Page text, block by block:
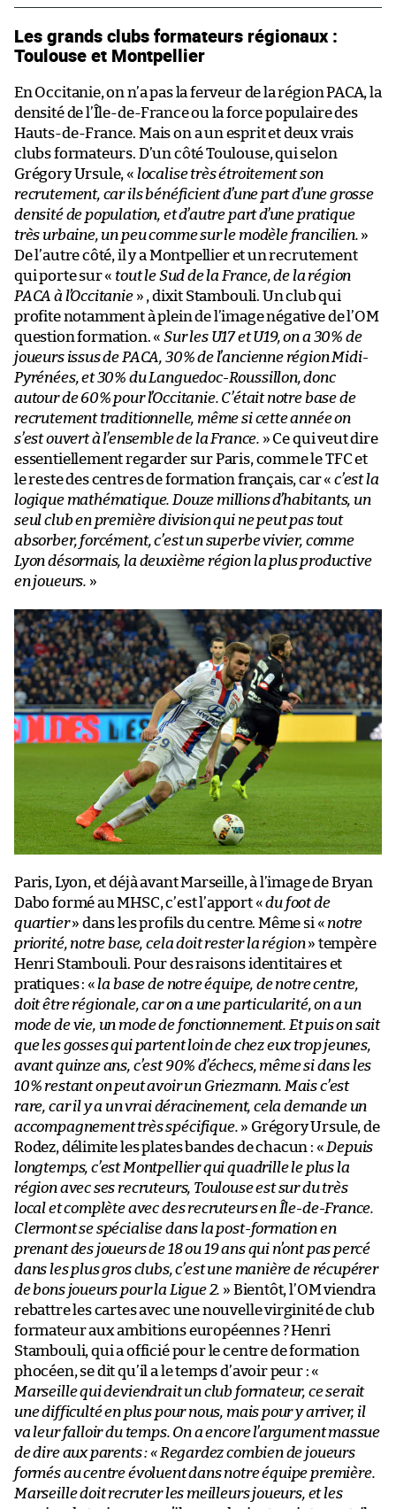
Les grands clubs formateurs régionaux :
Toulouse et Montpellier
En Occitanie, on n’a pas la ferveur de la région PACA, la
densité de l’Île-de-France ou la force populaire des
Hauts-de-France. Mais on a un esprit et deux vrais
clubs formateurs. D’un côté Toulouse, qui selon
Grégory Ursule, « localise très étroitement son
recrutement, car ils bénéficient d’une part d’une grosse
densité de population, et d’autre part d’une pratique
très urbaine, un peu comme sur le modèle francilien. »
De l’autre côté, il y a Montpellier et un recrutement
qui porte sur «tout le Sud de la France, de la région
PACA à l’Occitanie» , dixit Stambouli. Un club qui
profite notamment à plein de l’image négative de l’OM
question formation. «Sur les U17 et U19, on a 30% de
joueurs issus de PACA, 30% de l’ancienne région Midi-
Pyrénées, et 30% du Languedoc-Roussillon, donc
autour de 60% pour l’Occitanie. C’était notre base de
recrutement traditionnelle, même si cette année on
s’est ouvert à l’ensemble de la France. » Ce qui veut dire
essentiellement regarder sur Paris, comme le TFC et
le reste des centres de formation français, car «c’est la
logique mathématique. Douze millions d’habitants, un
seul club en première division qui ne peut pas tout
absorber, forcément, c’est un superbe vivier, comme
Lyon désormais, la deuxième région la plus productive
en joueurs. »
Paris, Lyon, et déjà avant Marseille, à l’image de Bryan
Dabo formé au MHSC, c’est l’apport «du foot de
quartier» dans les profils du centre. Même si « notre
priorité, notre base, cela doit rester la région» tempère
Henri Stambouli. Pour des raisons identitaires et
pratiques : « la base de notre équipe, de notre centre,
doit être régionale, car on a une particularité, on a un
mode de vie, un mode de fonctionnement. Et puis on sait
que les gosses qui partent loin de chez eux trop jeunes,
avant quinze ans, c’est 90% d’échecs, même si dans les
10% restant on peut avoir un Griezmann. Mais c’est
rare, car il y a un vrai déracinement, cela demande un
accompagnement très spécifique. » Grégory Ursule, de
Rodez, délimite les plates bandes de chacun : « Depuis
longtemps, c’est Montpellier qui quadrille le plus la
région avec ses recruteurs, Toulouse est sur du très
local et complète avec des recruteurs en Île-de-France.
Clermont se spécialise dans la post-formation en
prenant des joueurs de 18 ou 19 ans qui n’ont pas percé
dans les plus gros clubs, c’est une manière de récupérer
de bons joueurs pour la Ligue 2. » Bientôt, l’OM viendra
rebattre les cartes avec une nouvelle virginité de club
formateur aux ambitions européennes ? Henri
Stambouli, qui a officié pour le centre de formation
phocéen, se dit qu’il a le temps d’avoir peur : «
Marseille qui deviendrait un club formateur, ce serait
une difficulté en plus pour nous, mais pour y arriver, il
va leur falloir du temps. On a encore l’argument massue
de dire aux parents : « Regardez combien de joueurs
formés au centre évoluent dans notre équipe première.
Marseille doit recruter les meilleurs joueurs, et les